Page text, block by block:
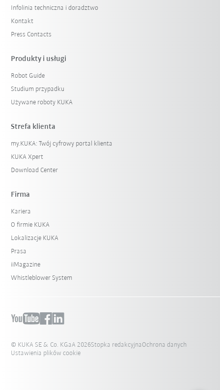
Reset filtra
Infolinia techniczna i doradztwo
Kontakt
Press Contacts
Produkty i usługi
Robot Guide
Studium przypadku
Używane roboty KUKA
Strefa klienta
my.KUKA: Twój cyfrowy portal klienta
KUKA Xpert
Download Center
Firma
Kariera
O firmie KUKA
Lokalizacje KUKA
Prasa
iiMagazine
Whistleblower System
© KUKA SE & Co. KGaA 2026Stopka redakcyjna Ochrona danych
Ustawienia plików cookie